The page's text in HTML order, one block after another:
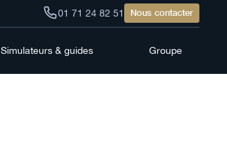
01 71 24 82 51 Nous contacter
Simulateurs & guides Groupe